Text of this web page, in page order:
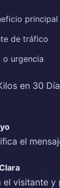
principal
de tráfico
o urgencia
en 30
el
visitante y